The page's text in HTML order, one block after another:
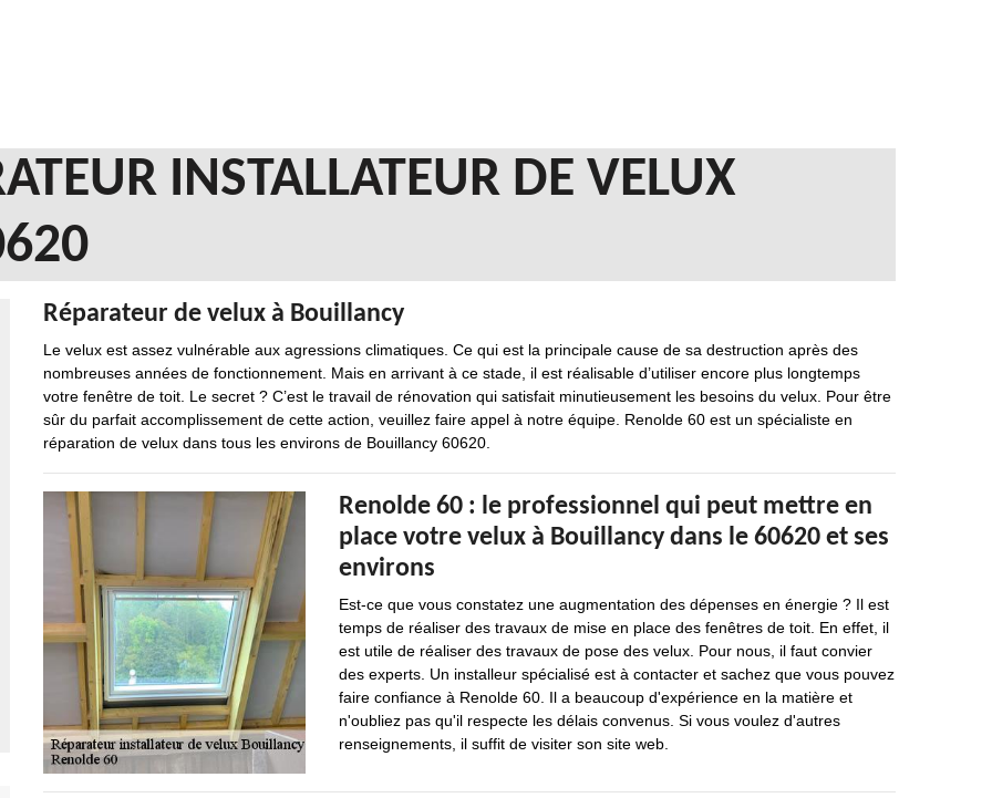
INSTALLATEUR DE VELUX
Réparateur de velux à Bouillancy
Le velux est assez vulnérable aux agressions climatiques. Ce qui est la principale cause de sa destruction après des
nombreuses années de fonctionnement. Mais en arrivant à ce stade, il est réalisable d’utiliser encore plus longtemps
votre fenêtre de toit. Le secret ? C’est le travail de rénovation qui satisfait minutieusement les besoins du velux. Pour être
sûr du parfait accomplissement de cette action, veuillez faire appel à notre équipe. Renolde 60 est un spécialiste en
réparation de velux dans tous les environs de Bouillancy 60620.
Renolde 60 : le professionnel qui peut mettre en
place votre velux à Bouillancy dans le 60620 et ses
environs
Est-ce que vous constatez une augmentation des dépenses en énergie ? Il est
temps de réaliser des travaux de mise en place des fenêtres de toit. En effet, il
est utile de réaliser des travaux de pose des velux. Pour nous, il faut convier
des experts. Un installeur spécialisé est à contacter et sachez que vous pouvez
faire confiance à Renolde 60. Il a beaucoup d'expérience en la matière et
n'oubliez pas qu'il respecte les délais convenus. Si vous voulez d'autres
renseignements, il suffit de visiter son site web.